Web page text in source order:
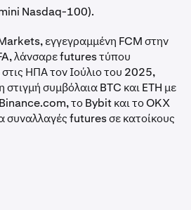
Nasdaq-100).
εγγεγραμμένη FCM στην
λάνσαρε futures τύπου
ΗΠΑ τον Ιούλιο του 2025,
συμβόλαια BTC και ETH με
το Bybit και το OKX
συναλλαγές futures σε κατοίκους